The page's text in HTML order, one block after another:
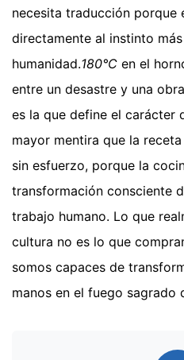
necesita traducción porque
directamente al instinto
humanidad.180°C en el
entre un desastre y una
es la que define el carácter
mayor mentira que la
sin esfuerzo, porque la
transformación consciente
trabajo humano. Lo que
cultura no es lo que
somos capaces de
manos en el fuego sagrado